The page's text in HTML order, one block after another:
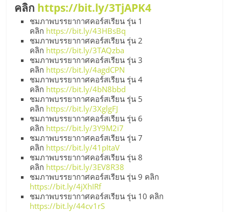
คลิก https://bit.ly/3TjAPK4
ชมภาพบรรยากาศคอร์สเรียน รุ่น 1
คลิก https://bit.ly/43HBsBq
ชมภาพบรรยากาศคอร์สเรียน รุ่น 2
คลิก https://bit.ly/3TAQzba
ชมภาพบรรยากาศคอร์สเรียน รุ่น 3
คลิก https://bit.ly/4agdCPN
ชมภาพบรรยากาศคอร์สเรียน รุ่น 4
คลิก https://bit.ly/4bN8bbd
ชมภาพบรรยากาศคอร์สเรียน รุ่น 5
คลิก https://bit.ly/3XglgFJ
ชมภาพบรรยากาศคอร์สเรียน รุ่น 6
คลิก https://bit.ly/3Y9M2i7
ชมภาพบรรยากาศคอร์สเรียน รุ่น 7
คลิก https://bit.ly/41pItaV
ชมภาพบรรยากาศคอร์สเรียน รุ่น 8
คลิก https://bit.ly/3EV8R38
ชมภาพบรรยากาศคอร์สเรียน รุ่น 9 คลิก
https://bit.ly/4jXhIRf
ชมภาพบรรยากาศคอร์สเรียน รุ่น 10 คลิก
https://bit.ly/44cv1rS